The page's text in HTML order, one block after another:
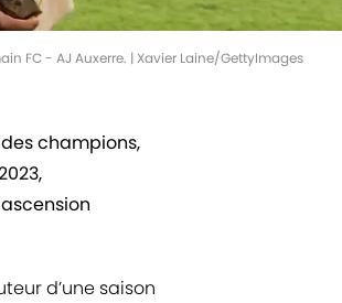
FC - AJ Auxerre. | Xavier Laine/GettyImages
champions,
d’une saison